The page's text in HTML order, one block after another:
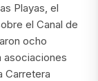
Playas, el
el Canal de
ocho
asociaciones
Carretera